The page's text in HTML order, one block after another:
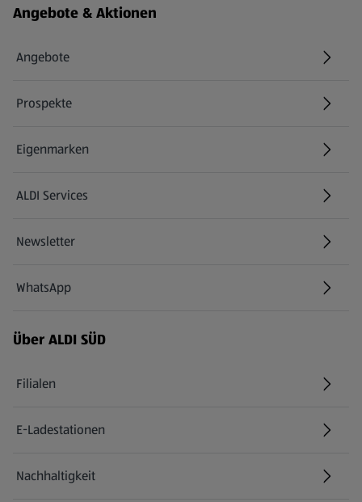
Fußzeilenmenü - weitere Links
Angebote & Aktionen
Angebote
Prospekte
Eigenmarken
ALDI Services
Newsletter
WhatsApp
Über ALDI SÜD
Filialen
E-Ladestationen
Nachhaltigkeit